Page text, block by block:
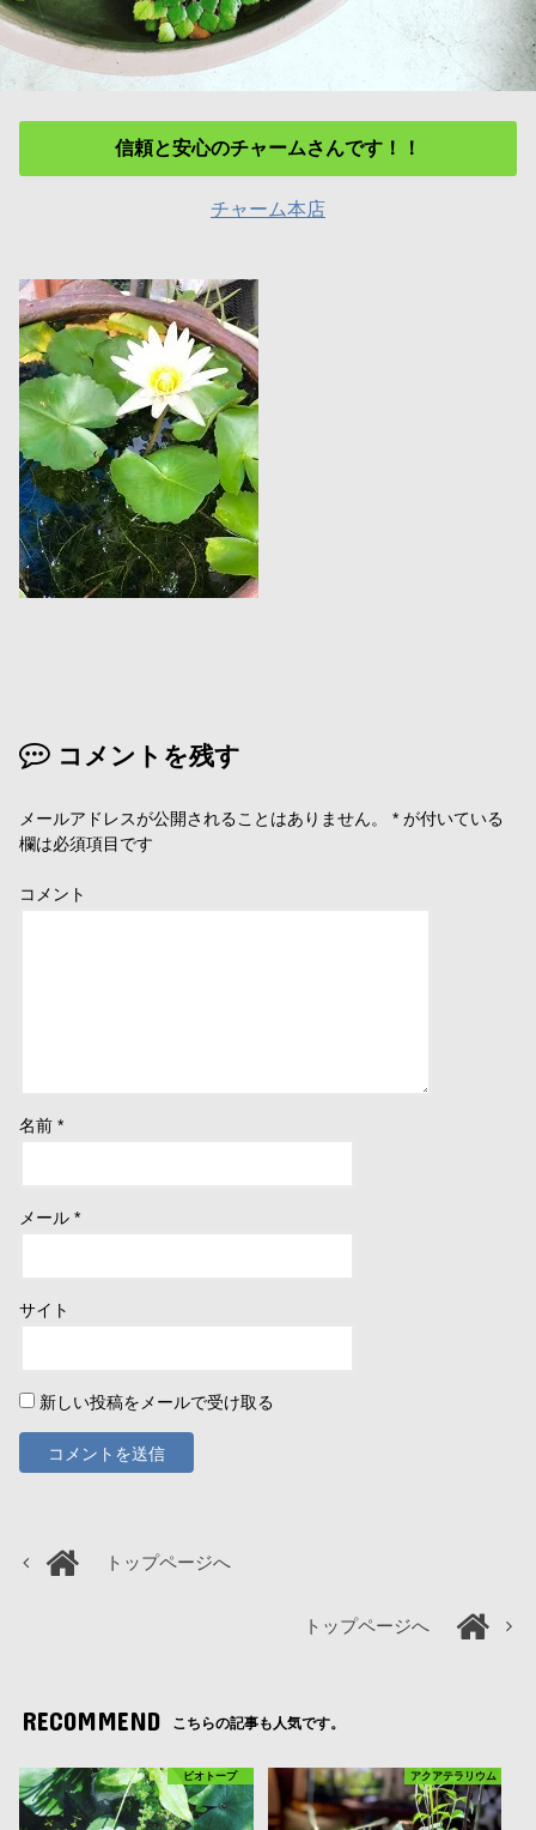
信頼と安心のチャームさんです！！
チャーム本店
コメントを残す
メールアドレスが公開されることはありません。 * が付いている
欄は必須項目です
コメント
名前*
メール*
サイト
新しい投稿をメールで受け取る
トップページへ
トップページへ
RECOMMEND こちらの記事も人気です。
ビオトープ アクアテラリウム